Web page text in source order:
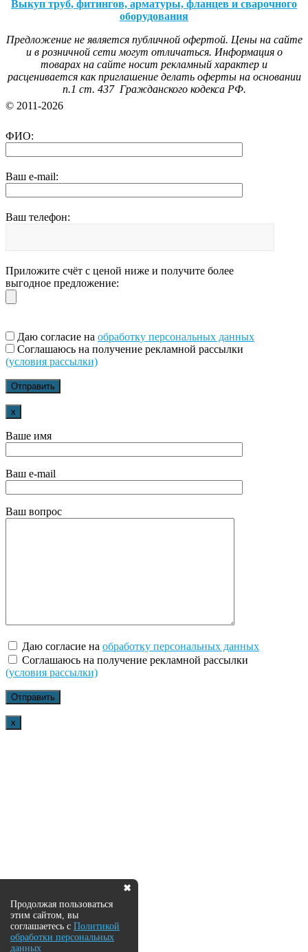
Выкуп труб, фитингов, арматуры, фланцев и сварочного
оборудования
Предложение не является публичной офертой. Цены на сайте
и в розничной сети могут отличаться. Информация о
товарах на сайте носит рекламный характер и
расценивается как приглашение делать оферты на основании
п.1 ст. 437 Гражданского кодекса РФ.
© 2011-2026
✖
Продолжая пользоваться
этим сайтом, вы
соглашаетесь с Политикой
обработки персональных
данных
ФИО:
Ваш e-mail:
Ваш телефон:
Приложите счёт с ценой ниже и получите более
выгодное предложение:
Даю согласие на обработку персональных данных
Соглашаюсь на получение рекламной рассылки
(условия рассылки)
x
Ваше имя
Ваш e-mail
Ваш вопрос
Даю согласие на обработку персональных данных
Соглашаюсь на получение рекламной рассылки
(условия рассылки)
x